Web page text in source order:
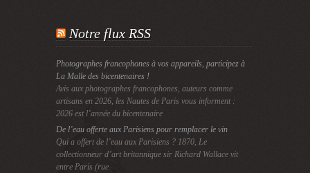
Notre flux RSS
Photographes francophones à vos appareils, participez à
La Malle des bicentenaires !
Avis aux photographes francophones, auteurs comme
artisans en 2026, les Nautes de Paris vous informent :
2026 est l’année du bicentenaire
De l’eau offerte aux Parisiens pour remplacer le vin
Qui a offert de l’eau aux Parisiens ? 1870, Le
collectionneur d’art britannique sir Richard Wallace vit
entre Paris (rue